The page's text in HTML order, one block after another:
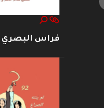
فراس البصري